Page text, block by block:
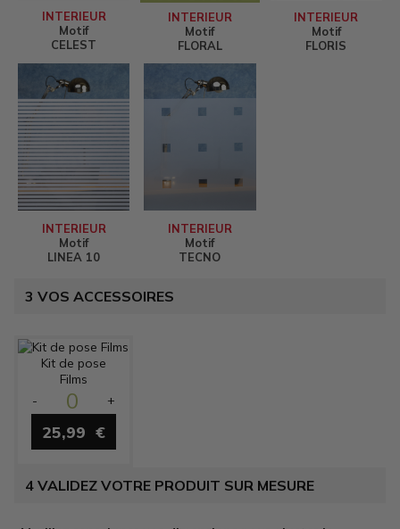
INTERIEUR
Motif
CELEST
INTERIEUR
Motif
FLORAL
INTERIEUR
Motif
FLORIS
INTERIEUR
Motif
LINEA 10
INTERIEUR
Motif
TECNO
3 VOS ACCESSOIRES
Kit de pose
Films
-
0 +
25,99 €
4 VALIDEZ VOTRE PRODUIT SUR MESURE